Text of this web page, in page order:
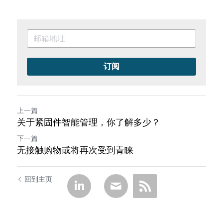
订阅
上一篇
关于紧固件智能管理，你了解多少？
下一篇
无接触购物或将再次受到青睐
回到主页